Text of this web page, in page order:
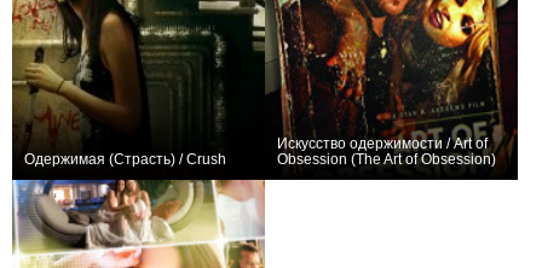
Одержимая (Страсть) / Crush
Искусство одержимости / Art of
Obsession (The Art of Obsession)